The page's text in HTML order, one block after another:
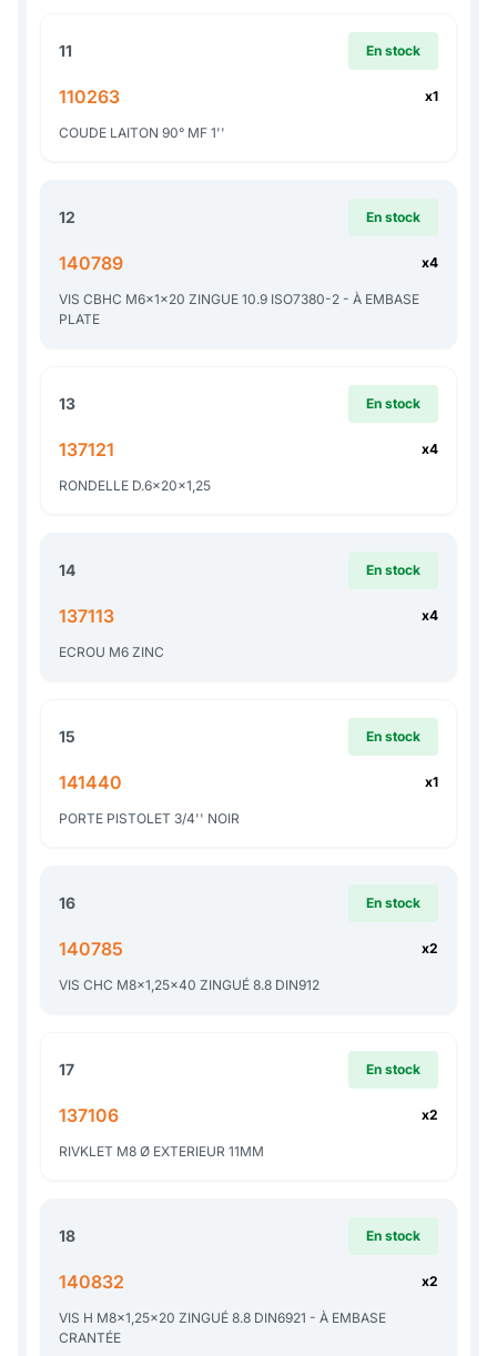
11 En stock
110263 x1
COUDE LAITON 90° MF 1''
12 En stock
140789 x4
VIS CBHC M6x1x20 ZINGUE 10.9 ISO7380-2 - À EMBASE
PLATE
13 En stock
137121 x4
RONDELLE D.6x20x1,25
14 En stock
137113 x4
ECROU M6 ZINC
15 En stock
141440 x1
PORTE PISTOLET 3/4'' NOIR
16 En stock
140785 x2
VIS CHC M8x1,25x40 ZINGUÉ 8.8 DIN912
17 En stock
137106 x2
RIVKLET M8 Ø EXTERIEUR 11MM
18 En stock
140832 x2
VIS H M8x1,25x20 ZINGUÉ 8.8 DIN6921 - À EMBASE
CRANTÉE